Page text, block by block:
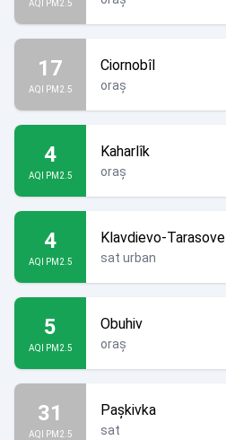
AQI PM2.5
17
AQI PM2.5
Ciornobîl
oraș
4
AQI PM2.5
Kaharlîk
oraș
4
AQI PM2.5
Klavdievo-Tarasove
sat urban
5
AQI PM2.5
Obuhiv
oraș
31
AQI PM2.5
Pașkivka
sat